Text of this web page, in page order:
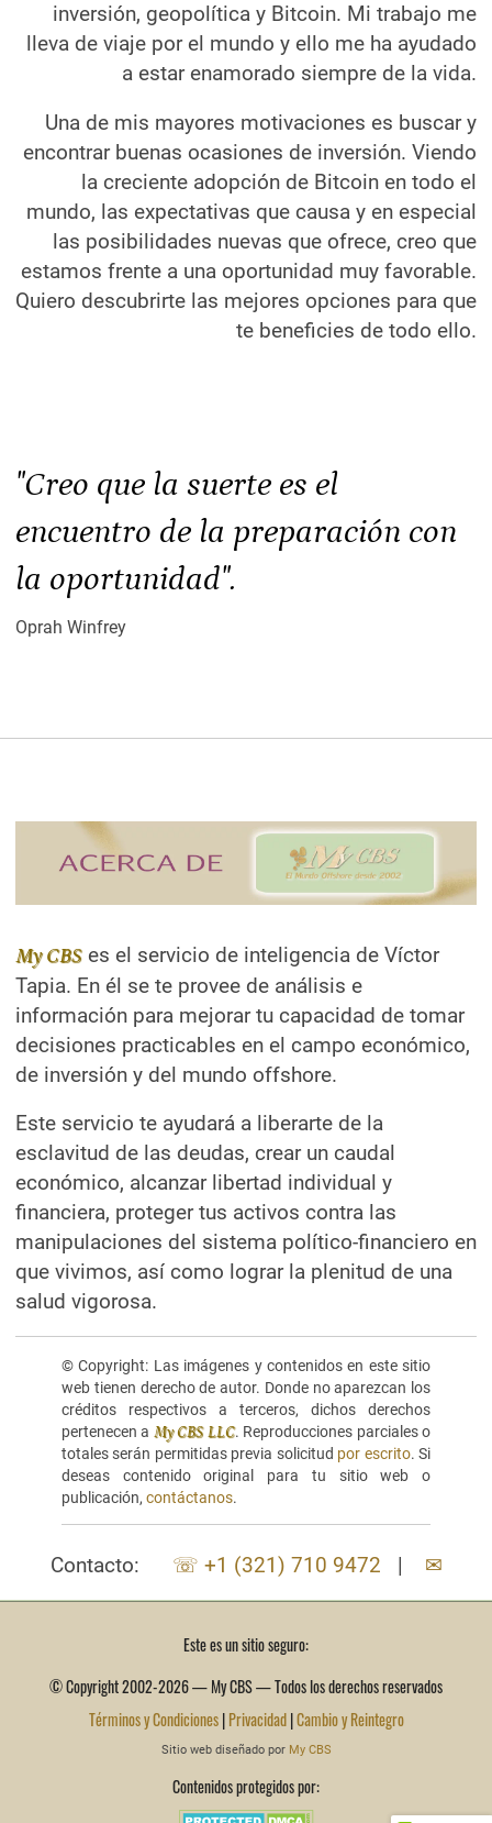
inversión, geopolítica y Bitcoin. Mi trabajo me
lleva de viaje por el mundo y ello me ha ayudado
a estar enamorado siempre de la vida.
Una de mis mayores motivaciones es buscar y
encontrar buenas ocasiones de inversión. Viendo
la creciente adopción de Bitcoin en todo el
mundo, las expectativas que causa y en especial
las posibilidades nuevas que ofrece, creo que
estamos frente a una oportunidad muy favorable.
Quiero descubrirte las mejores opciones para que
te beneficies de todo ello.
"Creo que la suerte es el
encuentro de la preparación con
la oportunidad".
Oprah Winfrey
My CBS es el servicio de inteligencia de Víctor
Tapia. En él se te provee de análisis e
información para mejorar tu capacidad de tomar
decisiones practicables en el campo económico,
de inversión y del mundo offshore.
Este servicio te ayudará a liberarte de la
esclavitud de las deudas, crear un caudal
económico, alcanzar libertad individual y
financiera, proteger tus activos contra las
manipulaciones del sistema político-financiero en
que vivimos, así como lograr la plenitud de una
salud vigorosa.
© Copyright: Las imágenes y contenidos en este sitio
web tienen derecho de autor. Donde no aparezcan los
créditos respectivos a terceros, dichos derechos
pertenecen a My CBS LLC. Reproducciones parciales o
totales serán permitidas previa solicitud por escrito. Si
deseas contenido original para tu sitio web o
publicación, contáctanos.
Contacto: ☏ +1 (321) 710 9472 | ✉
Este es un sitio seguro:
© Copyright 2002-2026 — My CBS — Todos los derechos reservados
Términos y Condiciones|Privacidad|Cambio y Reintegro
Sitio web diseñado por My CBS
Contenidos protegidos por: